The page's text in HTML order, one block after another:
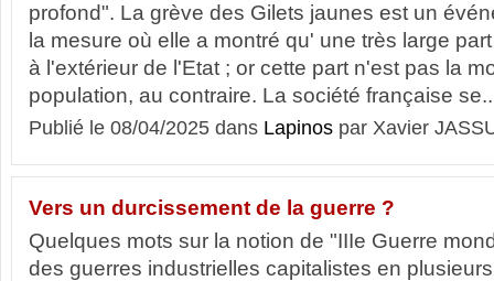
profond". La grève des Gilets jaunes est un
la mesure où elle a montré qu' une très large
à l'extérieur de l'Etat ; or cette part n'est pas la
population, au contraire. La société française
Publié le 08/04/2025 dans Lapinos par Xavier
Vers un durcissement de la guerre ?
Quelques mots sur la notion de "IIIe Guerre
des guerres industrielles capitalistes en